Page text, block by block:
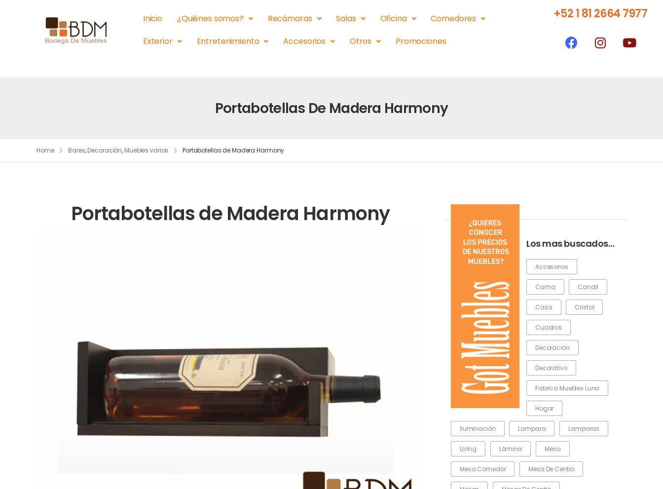
Inicio ¿Quiénes somos? Recámaras Salas Oficina
Comedores
Exterior
Entretenimiento Accesorios Otros Promociones
+52 1 81 2664 7977
Portabotellas De Madera Harmony
Home Bares,Decoración, Muebles varios Portabotellas de Madera Harmony
Los mas buscados…
Accesorios
Cama Candil
Casa Cristal
Cuadros
Decoración
Decorativo
Fabrica Muebles Luna
Hogar
Iluminación Lampara Lamparas
Living Lámina Mesa
Mesa Comedor Mesa De Centro
Portabotellas de Madera Harmony